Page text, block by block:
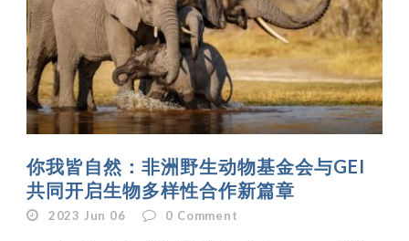
你我皆自然：非洲野生动物基金会与GEI
共同开启生物多样性合作新篇章
2023 Jun 06 0 Comment